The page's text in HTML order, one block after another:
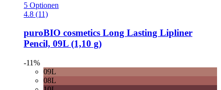
5 Optionen
4.8 (11)
puroBIO cosmetics Long Lasting Lipliner
Pencil, 09L (1,10 g)
-11%
09L
08L